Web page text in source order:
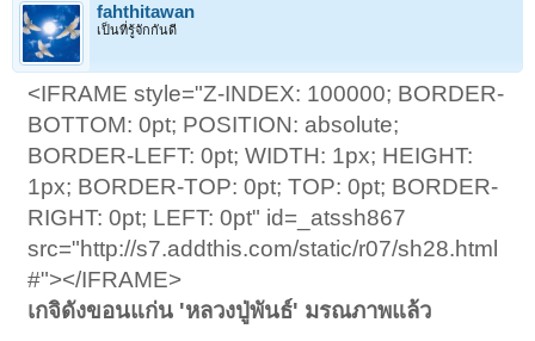
fahthitawan
เป็นที่รู้จักกันดี
<IFRAME style="Z-INDEX: 100000; BORDER-
BOTTOM: 0pt; POSITION: absolute;
BORDER-LEFT: 0pt; WIDTH: 1px; HEIGHT:
1px; BORDER-TOP: 0pt; TOP: 0pt; BORDER-
RIGHT: 0pt; LEFT: 0pt" id=_atssh867
src="http://s7.addthis.com/static/r07/sh28.html
#"></IFRAME>
เกจิดังขอนแก่น 'หลวงปู่พันธ์' มรณภาพแล้ว